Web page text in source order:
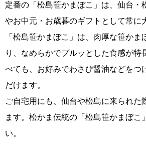
定番の「松島笹かまぼこ」は、仙台・
やお中元・お歳暮のギフトとして常に
「松島笹かまぼこ」は、肉厚な笹かま
り、なめらかでプルッとした食感が特
べても、お好みでわさび醤油などをつ
だけます。
ご自宅用にも、仙台や松島に来られた
ます。松かま伝統の「松島笹かまぼこ
い。